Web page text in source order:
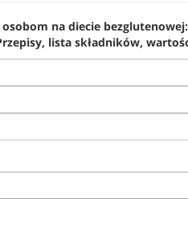
osobom na diecie
lista składników,